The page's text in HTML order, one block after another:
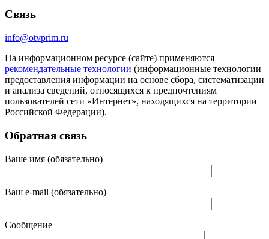
Связь
info@otvprim.ru
На информационном ресурсе (сайте) применяются
рекомендательные технологии (информационные технологии
предоставления информации на основе сбора, систематизации
и анализа сведений, относящихся к предпочтениям
пользователей сети «Интернет», находящихся на территории
Российской Федерации).
Обратная связь
Ваше имя (обязательно)
Ваш e-mail (обязательно)
Сообщение